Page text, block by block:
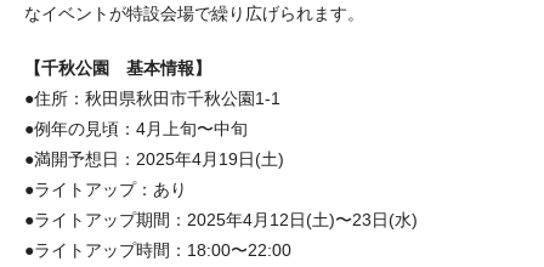
なイベントが特設会場で繰り広げられます。
【千秋公園 基本情報】
●住所：秋田県秋田市千秋公園1-1
●例年の見頃：4月上旬〜中旬
●満開予想日：2025年4月19日(土)
●ライトアップ：あり
●ライトアップ期間：2025年4月12日(土)〜23日(水)
●ライトアップ時間：18:00〜22:00